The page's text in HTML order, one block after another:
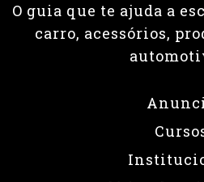
O guia que te ajuda a
carro, acessórios,